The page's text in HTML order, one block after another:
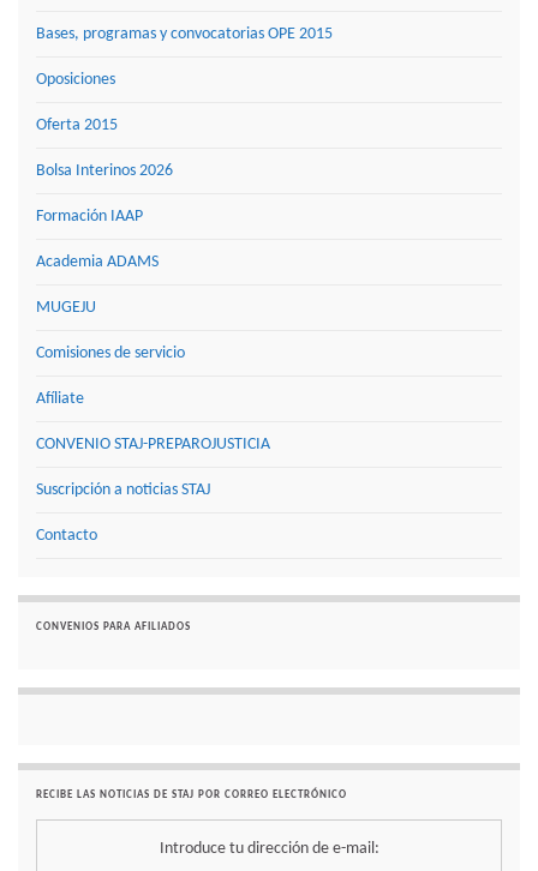
Bases, programas y convocatorias OPE 2015
Oposiciones
Oferta 2015
Bolsa Interinos 2026
Formación IAAP
Academia ADAMS
MUGEJU
Comisiones de servicio
Afíliate
CONVENIO STAJ-PREPAROJUSTICIA
Suscripción a noticias STAJ
Contacto
CONVENIOS PARA AFILIADOS
RECIBE LAS NOTICIAS DE STAJ POR CORREO ELECTRÓNICO
Introduce tu dirección de e-mail: